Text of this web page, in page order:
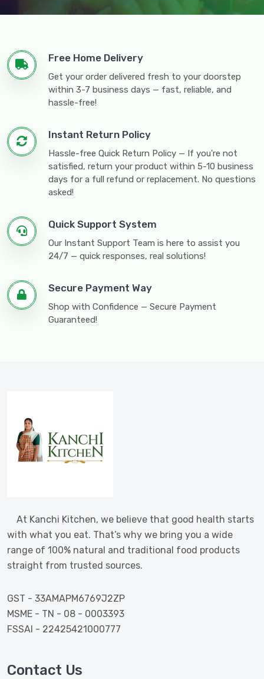
Free Home Delivery
Get your order delivered fresh to your doorstep
within 3-7 business days — fast, reliable, and
hassle-free!
Instant Return Policy
Hassle-free Quick Return Policy — If you're not
satisfied, return your product within 5-10 business
days for a full refund or replacement. No questions
asked!
Quick Support System
Our Instant Support Team is here to assist you
24/7 — quick responses, real solutions!
Secure Payment Way
Shop with Confidence — Secure Payment
Guaranteed!
At Kanchi Kitchen, we believe that good health starts
with what you eat. That’s why we bring you a wide
range of 100% natural and traditional food products
straight from trusted sources.
GST - 33AMAPM6769J2ZP
MSME - TN - 08 - 0003393
FSSAI - 22425421000777
Contact Us